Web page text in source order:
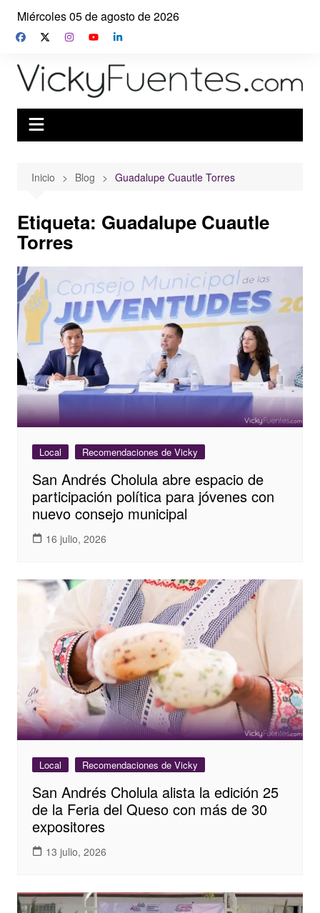
Saltar
contenido
Miércoles 05 de agosto de 2026
Inicio Blog Guadalupe Cuautle Torres
Etiqueta: Guadalupe Cuautle
Torres
Local Recomendaciones de Vicky
San Andrés Cholula abre espacio de
participación política para jóvenes con
nuevo consejo municipal
16 julio, 2026
Local Recomendaciones de Vicky
San Andrés Cholula alista la edición 25
de la Feria del Queso con más de 30
expositores
13 julio, 2026